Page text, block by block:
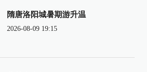
隋唐洛阳城暑期游升温
2026-08-09 19:15